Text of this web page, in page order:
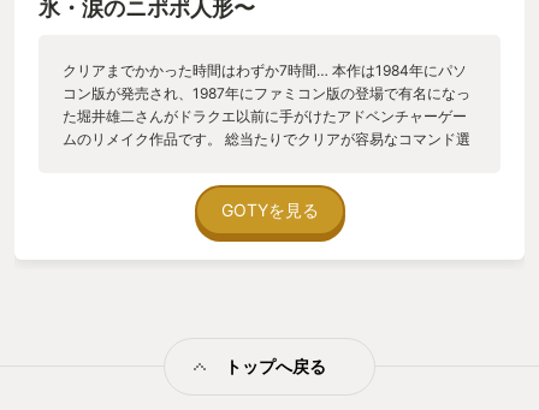
氷・涙のニポポ人形〜
クリアまでかかった時間はわずか7時間… 本作は1984年にパソ
コン版が発売され、1987年にファミコン版の登場で有名になっ
た堀井雄二さんがドラクエ以前に手がけたアドベンチャーゲー
ムのリメイク作品です。 総当たりでクリアが容易なコマンド選
が8ビットPC時代は主力ジャンルの1つでした。 わずか数時間
でクリア=終わってしまうゲームをなぜ2024年のNo.1に選ぶの
か？ それはこのゲームの原作が発売された昭和とリメイク版が
でした。 MSX版のメディアはカセットテープでデータレコーダ
GOTYを見る
トップへ戻る